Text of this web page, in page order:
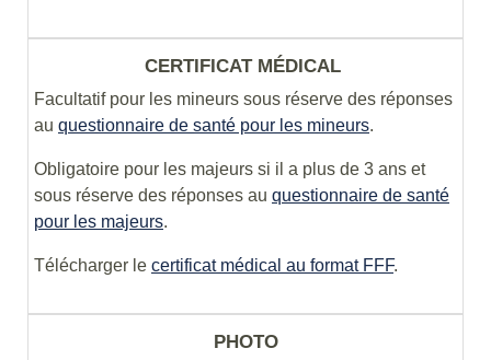
CERTIFICAT MÉDICAL
Facultatif pour les mineurs sous réserve des réponses
au questionnaire de santé pour les mineurs.
Obligatoire pour les majeurs si il a plus de 3 ans et
sous réserve des réponses au questionnaire de santé
pour les majeurs.
Télécharger le certificat médical au format FFF.
PHOTO